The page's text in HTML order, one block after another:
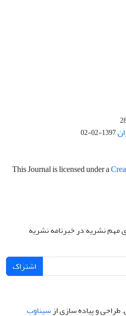
1397-02-02
This Journal is licensed under a
مهم نشریه در خبرنامه نشریه
اشتراک
طراحی و پیاده سازی از سیناوب